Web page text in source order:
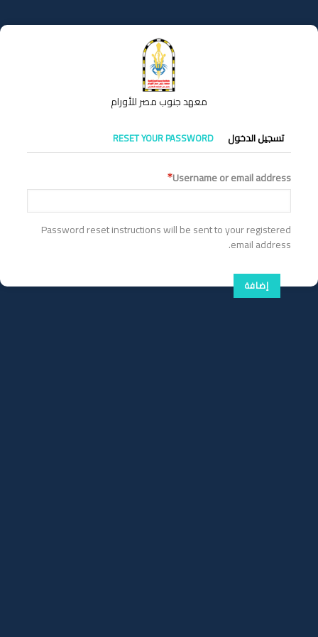
إلى
المحتوى
معهد جنوب مصر للأورام
التبويبات
الأساسية
تسجيل الدخول RESET YOUR PASSWORD
Username or email address
Password reset instructions will be sent to your registered
email address.